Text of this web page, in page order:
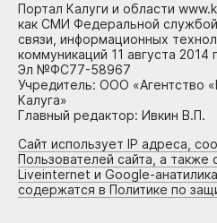
Портал Калуги и области
как СМИ Федеральной
связи, информационных
коммуникаций 11 августа
Эл №ФС77-58967
Учредитель: ООО «Агентство
Калуга»
Главный редактор: Ивкин В.П.
Сайт использует IP адреса,
Пользователей сайта, а также
Liveinternet и Google-
содержатся в Политике по